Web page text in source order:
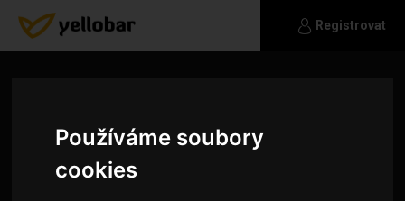
Používáme soubory
cookies
Registrovat